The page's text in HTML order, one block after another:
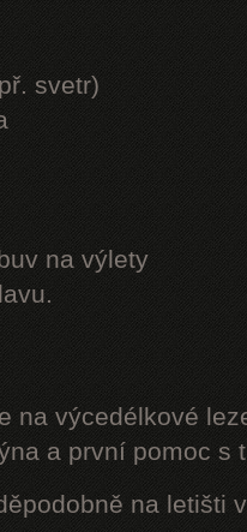
svetr)
na výlety
na výcedélkové
a první pomoc s
na letišti